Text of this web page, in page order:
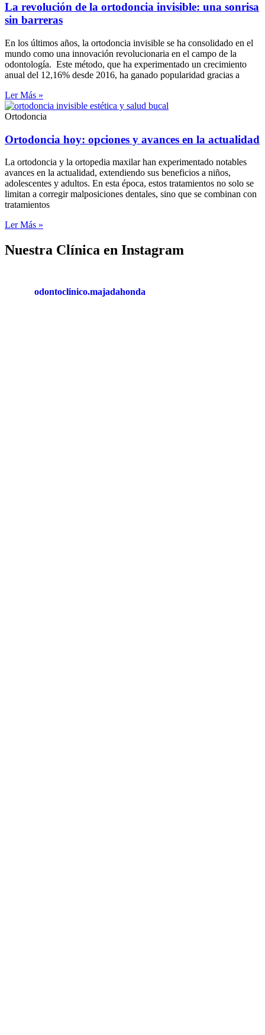
La revolución de la ortodoncia invisible: una sonrisa
sin barreras
En los últimos años, la ortodoncia invisible se ha consolidado en el
mundo como una innovación revolucionaria en el campo de la
odontología. Este método, que ha experimentado un crecimiento
anual del 12,16% desde 2016, ha ganado popularidad gracias a
Ler Más »
Ortodoncia
Ortodoncia hoy: opciones y avances en la actualidad
La ortodoncia y la ortopedia maxilar han experimentado notables
avances en la actualidad, extendiendo sus beneficios a niños,
adolescentes y adultos. En esta época, estos tratamientos no solo se
limitan a corregir malposiciones dentales, sino que se combinan con
tratamientos
Ler Más »
Nuestra Clínica en Instagram
odontoclinico.majadahonda